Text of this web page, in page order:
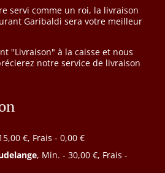
servi comme un roi, la livraison
Garibaldi sera votre meilleur
"Livraison" à la caisse et nous
notre service de livraison
€, Frais - 0,00 €
, Min. - 30,00 €, Frais -